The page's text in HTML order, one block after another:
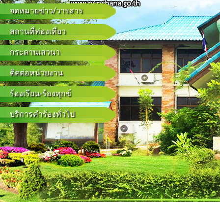
จดหมายข่าว/วารสาร
สถานที่ท่องเที่ยว
กระดานเสวนา
ติดต่อหน่วยงาน
ร้องเรียน-ร้องทุกข์
บริการคำร้องทั่วไป